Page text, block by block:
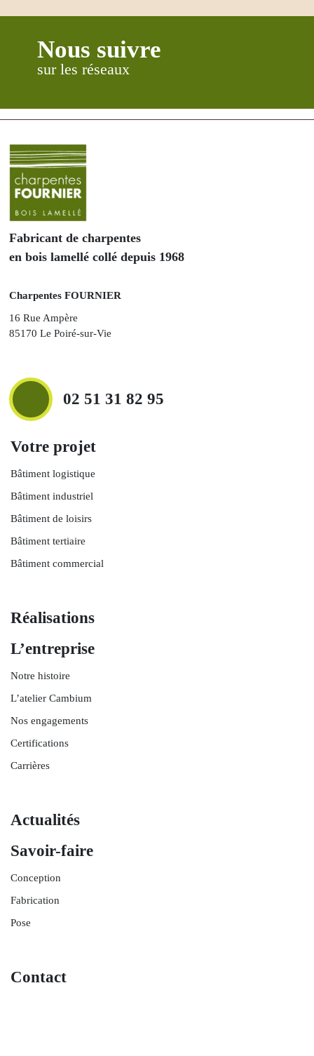
Nous suivre
sur les réseaux
Fabricant de charpentes
en bois lamellé collé depuis 1968
Charpentes FOURNIER
16 Rue Ampère
85170 Le Poiré-sur-Vie
02 51 31 82 95
Votre projet
Bâtiment logistique
Bâtiment industriel
Bâtiment de loisirs
Bâtiment tertiaire
Bâtiment commercial
Réalisations
L’entreprise
Notre histoire
L’atelier Cambium
Nos engagements
Certifications
Carrières
Actualités
Savoir-faire
Conception
Fabrication
Pose
Contact